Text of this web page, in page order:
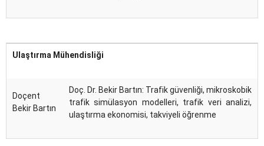
Ulaştırma Mühendisliği
Doçent
Bekir Bartın
Doç. Dr. Bekir Bartın: Trafik güvenliği, mikroskobik
trafik simülasyon modelleri, trafik veri analizi,
ulaştırma ekonomisi, takviyeli öğrenme